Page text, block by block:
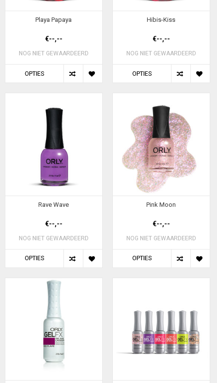
Playa Papaya
€--,--
NOG NIET GEWAARDEERD
OPTIES
Hibis-Kiss
€--,--
NOG NIET GEWAARDEERD
OPTIES
Rave Wave
€--,--
NOG NIET GEWAARDEERD
OPTIES
Pink Moon
€--,--
NOG NIET GEWAARDEERD
OPTIES